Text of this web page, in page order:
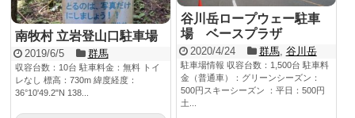
谷川岳ロープウェー駐車
場 ベースプラザ
2020/4/24 群馬, 谷川岳
駐車場情報 収容台数：1,500台 駐車料
金（普通車）：グリーンシーズン：
500円スキーシーズン ：平日：500円
土...
南牧村 立岩登山口駐車場
2019/6/5 群馬
収容台数：10台 駐車料金：無料 トイ
レなし 標高：730m 緯度経度：
36°10'49.2"N 138...